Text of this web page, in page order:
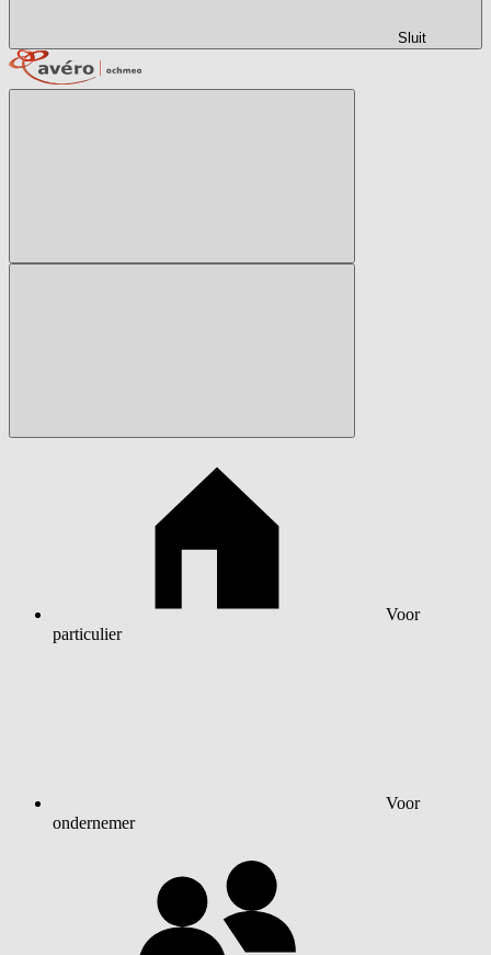
Sluit
Voor
particulier
Voor
ondernemer